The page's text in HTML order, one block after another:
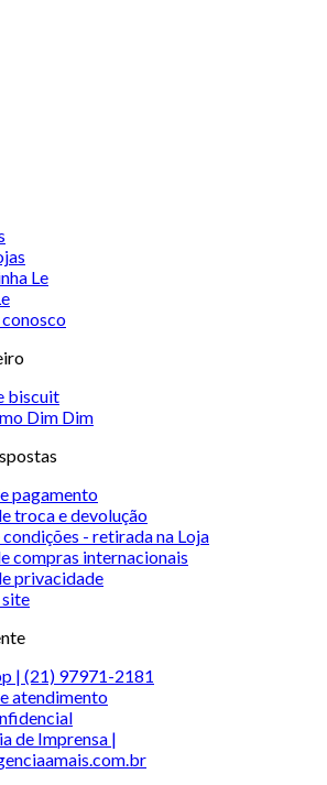
Le
biscuit
Dim Dim
pagamento
troca e devolução
condições - retirada na Loja
compras internacionais
privacidade
| (21) 97971-2181
atendimento
de Imprensa |